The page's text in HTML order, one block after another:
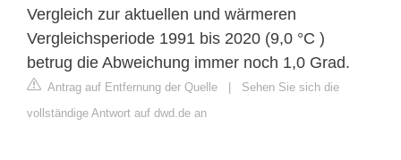
Vergleich zur aktuellen und wärmeren
Vergleichsperiode 1991 bis 2020 (9,0 °C )
betrug die Abweichung immer noch 1,0 Grad.
Antrag auf Entfernung der Quelle | Sehen Sie sich die
vollständige Antwort auf dwd.de an